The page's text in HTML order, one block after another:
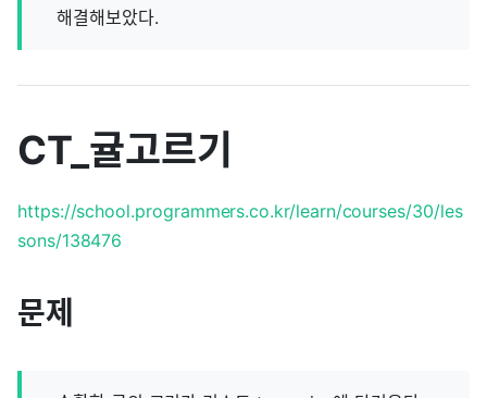
해결해보았다.
CT_귤고르기
https://school.programmers.co.kr/learn/courses/30/les
sons/138476
문제